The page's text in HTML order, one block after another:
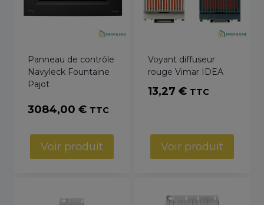
Panneau de contrôle
Navyleck Fountaine
Pajot
3084,00 € TTC
Voir produit
Voyant diffuseur
rouge Vimar IDEA
13,27 € TTC
Voir produit